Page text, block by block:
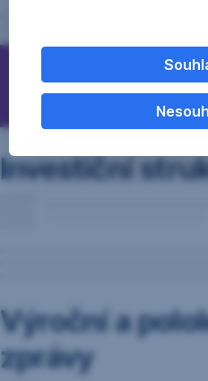
Otázky,
Investiční
Výroční a
zprávy